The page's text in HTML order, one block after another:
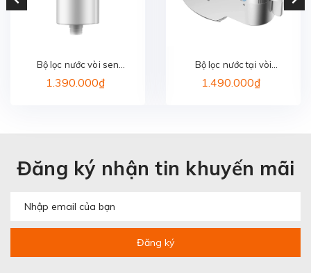
Bộ lọc nước vòi sen
PHILIPS AWP1775WH/74
1.390.000₫
Bộ lọc nước tại vòi
PHILIPS AWP3705P1/97
1.490.000₫
Đăng ký nhận tin khuyến mãi
Đăng ký